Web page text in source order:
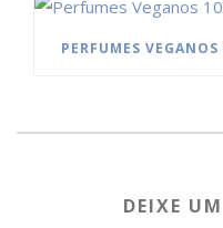
PERFUMES
DEIXE